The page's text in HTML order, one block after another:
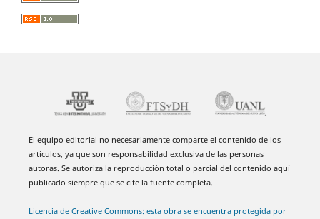
El equipo editorial no necesariamente comparte el contenido de los
artículos, ya que son responsabilidad exclusiva de las personas
autoras. Se autoriza la reproducción total o parcial del contenido aquí
publicado siempre que se cite la fuente completa.
Licencia de Creative Commons: esta obra se encuentra protegida por